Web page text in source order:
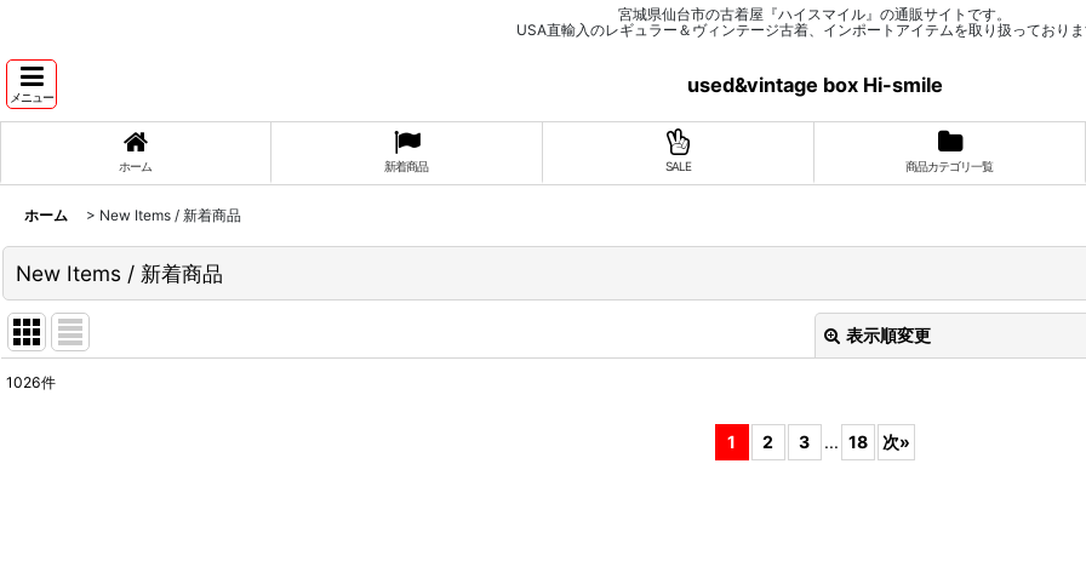
宮城県仙台市の古着屋『ハイスマイル』の通販サイトです。
USA直輸入のレギュラー＆ヴィンテージ古着、インポートアイテムを取り扱っておりま
メニュー
used&vintage box Hi-smile
ホーム 新着商品 SALE 商品カテゴリ一覧
ホーム > New Items / 新着商品
New Items / 新着商品
表示順変更
1026件
1 2 3 ... 18 次»